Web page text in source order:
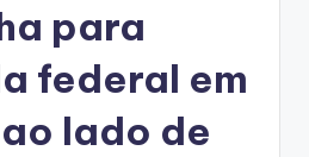
para
federal em
lado de